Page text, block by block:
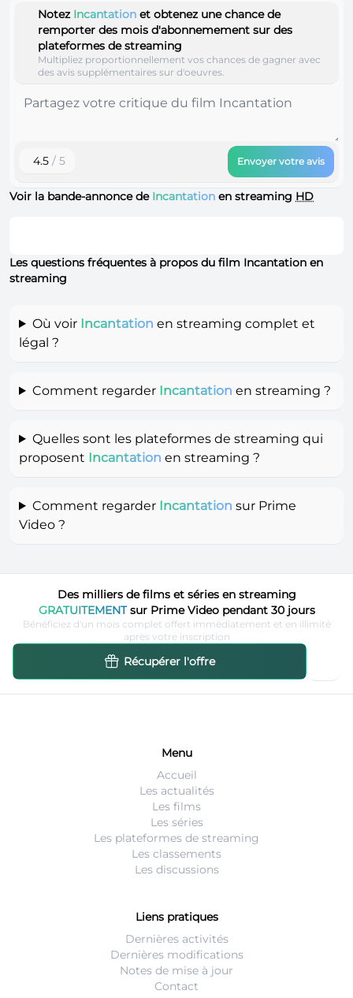
Notez Incantation et obtenez une chance de
remporter des mois d'abonnemement sur des
plateformes de streaming
Multipliez proportionnellement vos chances de gagner avec
des avis supplémentaires sur d'oeuvres.
4.5 / 5 Envoyer votre avis
Voir la bande-annonce de Incantation en streaming HD
Les questions fréquentes à propos du film Incantation en
streaming
Où voir Incantation en streaming complet et
légal ?
Comment regarder Incantation en streaming ?
Quelles sont les plateformes de streaming qui
proposent Incantation en streaming ?
Comment regarder Incantation sur Prime
Video ?
Des milliers de films et séries en streaming
GRATUITEMENTsur Prime Video pendant 30 jours
Bénéficiez d'un mois complet offert immédiatement et en illimité
après votre inscription
Récupérer l'offre
Menu
Accueil
Les actualités
Les films
Les séries
Les plateformes de streaming
Les classements
Les discussions
Liens pratiques
Dernières activités
Dernières modifications
Notes de mise à jour
Contact